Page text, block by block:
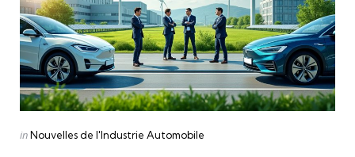
Posted
inNouvelles de l'Industrie Automobile